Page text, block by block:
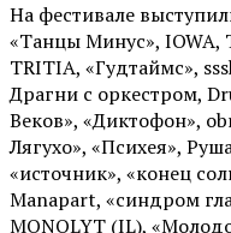
На фестивале
«Танцы Минус», IOWA,
TRITIA, «Гудтаймс»,
Драгни с оркестром,
Веков», «Диктофон»,
Лягухо», «Психея»,
«источник», «конец
Manapart, «синдром
MONOLYT (IL),